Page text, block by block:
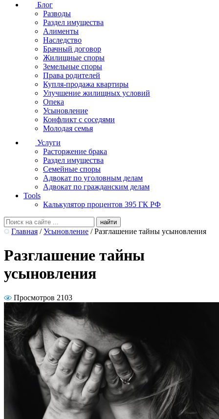
Блог
Разводы
Раздел имущества
Алименты
Наследство
Брачный договор
Жилищные споры
Земельные споры
Права родителей
Купля-продажа квартиры
Улучшение жилищных условий
Опека
Усыновление
Конфликт с соседями
Молодая семья
Услуги
Расторжение брака
Раздел имущества
Семейные споры
Адвокат по уголовным делам
Адвокат по гражданским делам
Tools
Калькулятор процентов 395 ГК РФ
Главная / Усыновление / Разглашение тайны усыновления
Разглашение тайны
усыновления
Просмотров 2103